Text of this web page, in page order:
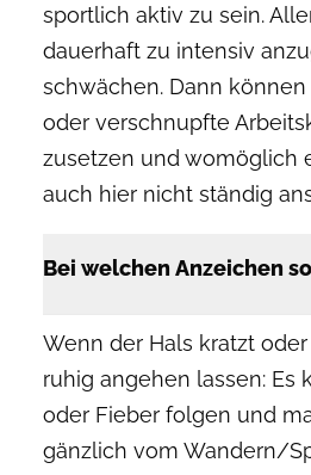
sportlich aktiv zu sein.
dauerhaft zu intensiv
schwächen. Dann
oder verschnupfte
zusetzen und womöglich
auch hier nicht ständig
Bei welchen Anzeichen
Wenn der Hals kratzt
ruhig angehen lassen: Es
oder Fieber folgen und
gänzlich vom Wandern/